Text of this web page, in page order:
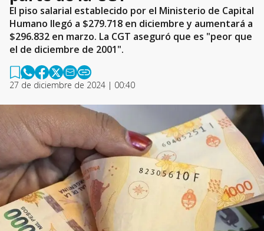
El piso salarial establecido por el Ministerio de Capital
Humano llegó a $279.718 en diciembre y aumentará a
$296.832 en marzo. La CGT aseguró que es "peor que
el de diciembre de 2001".
27 de diciembre de 2024 | 00:40